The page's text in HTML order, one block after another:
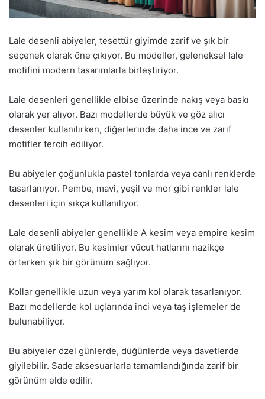
Lale desenli abiyeler, tesettür giyimde zarif ve şık bir
seçenek olarak öne çıkıyor. Bu modeller, geleneksel lale
motifini modern tasarımlarla birleştiriyor.
Lale desenleri genellikle elbise üzerinde nakış veya baskı
olarak yer alıyor. Bazı modellerde büyük ve göz alıcı
desenler kullanılırken, diğerlerinde daha ince ve zarif
motifler tercih ediliyor.
Bu abiyeler çoğunlukla pastel tonlarda veya canlı renklerde
tasarlanıyor. Pembe, mavi, yeşil ve mor gibi renkler lale
desenleri için sıkça kullanılıyor.
Lale desenli abiyeler genellikle A kesim veya empire kesim
olarak üretiliyor. Bu kesimler vücut hatlarını nazikçe
örterken şık bir görünüm sağlıyor.
Kollar genellikle uzun veya yarım kol olarak tasarlanıyor.
Bazı modellerde kol uçlarında inci veya taş işlemeler de
bulunabiliyor.
Bu abiyeler özel günlerde, düğünlerde veya davetlerde
giyilebilir. Sade aksesuarlarla tamamlandığında zarif bir
görünüm elde edilir.